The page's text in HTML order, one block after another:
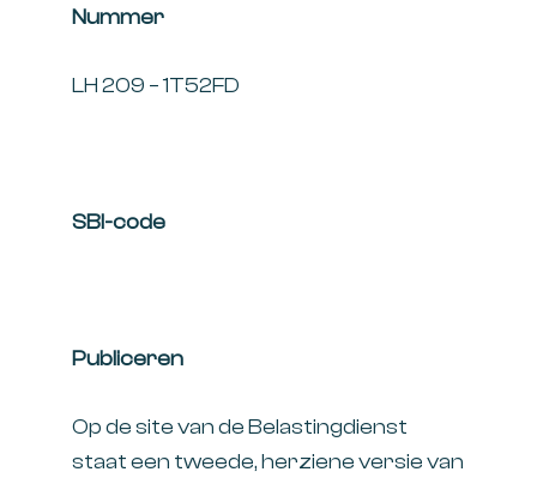
Nummer
LH 209 – 1T52FD
SBI-code
Publiceren
Op de site van de Belastingdienst
staat een tweede, herziene versie van